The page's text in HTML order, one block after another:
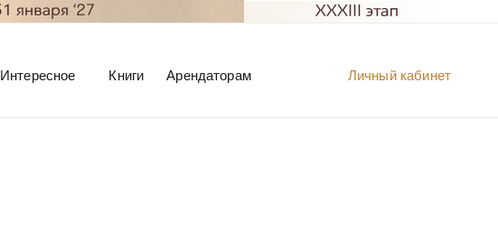
Личный кабинет
Интересное Книги Арендаторам